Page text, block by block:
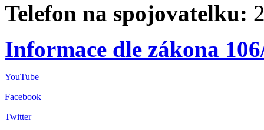
Telefon na spojovatelku:
Informace dle zákona
YouTube
Facebook
Twitter